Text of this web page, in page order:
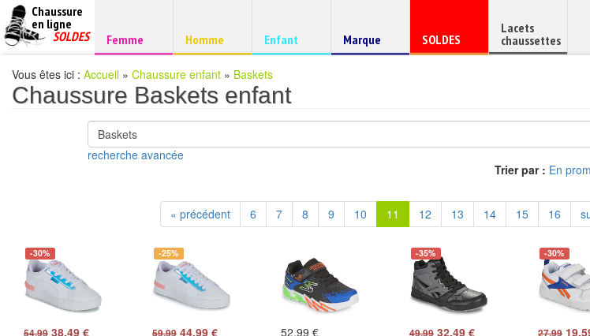
Chaussure
à
prix
Chaussure
en ligne
pas
SOLDES Chaussure
Femme Chaussure
Homme Chaussure
Enfant
Chaussure
de
Marque
Chaussure
en
SOLDES
Lacets
chaussettes
Vous êtes ici : Accueil » Chaussure enfant » Baskets
Chaussure Baskets enfant
recherche avancée
Trier par : En
« précédent 6 7 8 9 10 11 12 13 14 15 16
-30%
54.99 38.49 €
-25%
59.99 44.99 €
52.99 €
-35%
49.99 32.49 €
-30%
27.99